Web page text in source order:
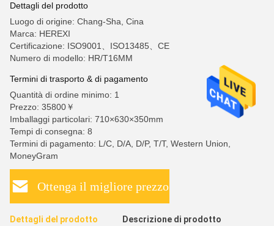
Dettagli del prodotto
Luogo di origine: Chang-Sha, Cina
Marca: HEREXI
Certificazione: ISO9001、ISO13485、CE
Numero di modello: HR/T16MM
Termini di trasporto & di pagamento
Quantità di ordine minimo: 1
Prezzo: 35800￥
Imballaggi particolari: 710×630×350mm
Tempi di consegna: 8
Termini di pagamento: L/C, D/A, D/P, T/T, Western Union,
MoneyGram
Ottenga il migliore prezzo
Dettagli del prodotto Descrizione di prodotto